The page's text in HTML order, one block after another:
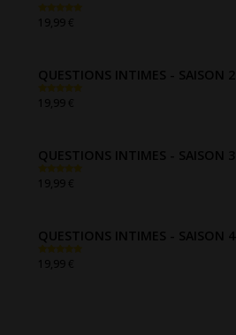
Note5.00
sur 5
19,99 €
QUESTIONS INTIMES - SAISON 2
Note5.00
sur 5
19,99 €
QUESTIONS INTIMES - SAISON 3
Note5.00
sur 5
19,99 €
QUESTIONS INTIMES - SAISON 4
Note5.00
sur 5
19,99 €